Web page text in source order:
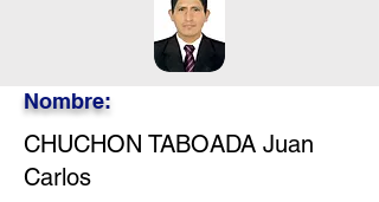
Nombre:
CHUCHON TABOADA Juan
Carlos